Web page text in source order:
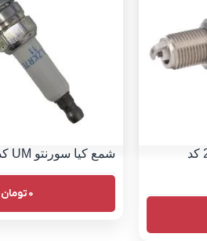
شمع هیوندای سانتافه 2700 کد
شمع کیا سورنتو UM کد 1884911070
0تومان